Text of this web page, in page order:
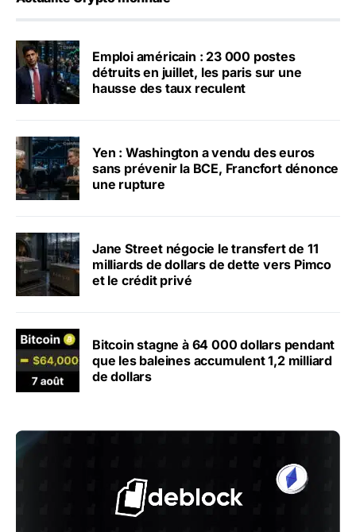
Emploi américain : 23 000 postes
détruits en juillet, les paris sur une
hausse des taux reculent
Yen : Washington a vendu des euros
sans prévenir la BCE, Francfort dénonce
une rupture
Jane Street négocie le transfert de 11
milliards de dollars de dette vers Pimco
et le crédit privé
Bitcoin stagne à 64 000 dollars pendant
que les baleines accumulent 1,2 milliard
de dollars